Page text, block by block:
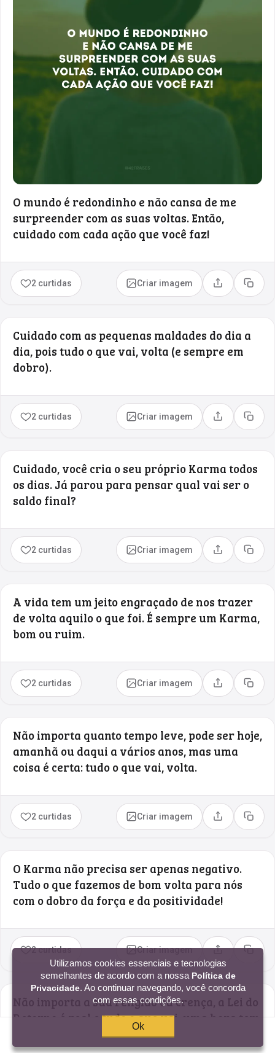
O mundo é redondinho e não cansa de me
surpreender com as suas voltas. Então,
cuidado com cada ação que você faz!
2 curtidas Criar imagem Compartilhar
Copiar
Cuidado com as pequenas maldades do dia a
dia, pois tudo o que vai, volta (e sempre em
dobro).
2 curtidas Criar imagem Compartilhar
Copiar
Cuidado, você cria o seu próprio Karma todos
os dias. Já parou para pensar qual vai ser o
saldo final?
2 curtidas Criar imagem Compartilhar
Copiar
A vida tem um jeito engraçado de nos trazer
de volta aquilo o que foi. É sempre um Karma,
bom ou ruim.
2 curtidas Criar imagem Compartilhar
Copiar
Não importa quanto tempo leve, pode ser hoje,
amanhã ou daqui a vários anos, mas uma
coisa é certa: tudo o que vai, volta.
2 curtidas Criar imagem Compartilhar
Copiar
O Karma não precisa ser apenas negativo.
Tudo o que fazemos de bom volta para nós
com o dobro da força e da positividade!
2 curtidas Criar imagem Compartilhar
Copiar
Não importa a sua religião ou crença, a Lei do
Retorno é real e tudo o que vai, uma hora tem
Utilizamos cookies essenciais e tecnologias
semelhantes de acordo com a nossa Política de
Privacidade. Ao continuar navegando, você concorda
com essas condições.
Ok